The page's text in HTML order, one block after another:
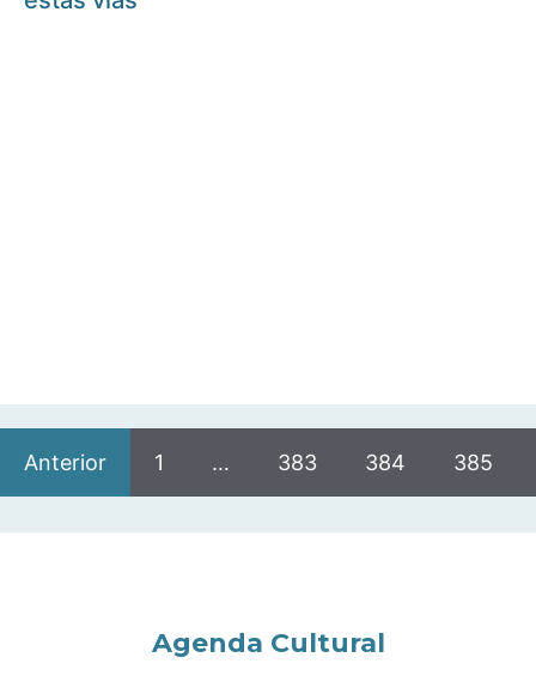
Anterior 1 … 383 384 385
Agenda Cultural